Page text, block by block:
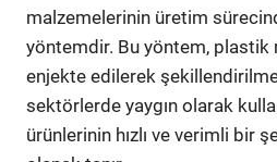
malzemelerinin üretim
yöntemdir. Bu yöntem, plastik
enjekte edilerek
sektörlerde yaygın olarak
ürünlerinin hızlı ve verimli bir